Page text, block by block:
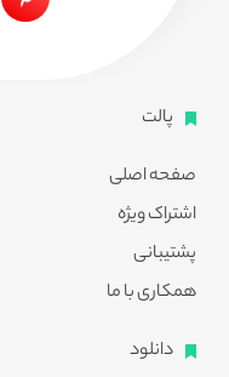
پالت
صفحه اصلی
اشتراک ویژه
پشتیبانی
همکاری با ما
دانلود